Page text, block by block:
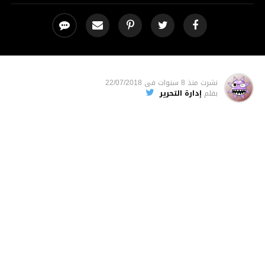
نشرت منذ 8 سنوات فى 22/07/2018
بقلم إدارة التحرير